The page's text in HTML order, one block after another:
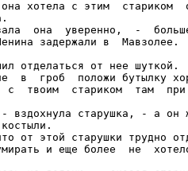
хотела с этим  стариком
она  уверенно,  -
задержали в  Мавзолее.
отделаться от нее шуткой.
в  гроб  положи бутылку
твоим  стариком  там
вздохнула старушка, - а он
от этой старушки трудно
и еще более  не